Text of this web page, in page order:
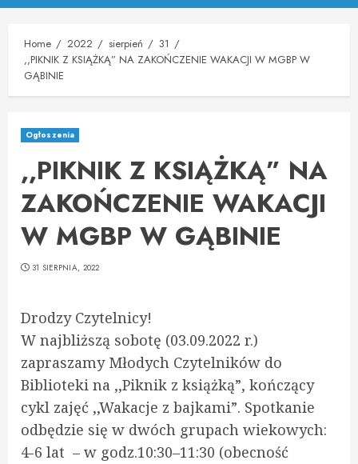
Menu
Home 2022 sierpień
31
,,PIKNIK Z KSIĄŻKĄ” NA ZAKOŃCZENIE WAKACJI W MGBP W
GĄBINIE
Ogłoszenia
,,PIKNIK Z KSIĄŻKĄ” NA
ZAKOŃCZENIE WAKACJI
W MGBP W GĄBINIE
31 SIERPNIA, 2022
Drodzy Czytelnicy!
W najbliższą sobotę (03.09.2022 r.)
zapraszamy Młodych Czytelników do
Biblioteki na ,,Piknik z książką”, kończący
cykl zajęć ,,Wakacje z bajkami”. Spotkanie
odbędzie się w dwóch grupach wiekowych:
4-6 lat – w godz.10:30–11:30 (obecność